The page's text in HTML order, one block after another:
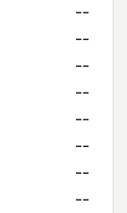
--
--
--
--
--
--
--
--